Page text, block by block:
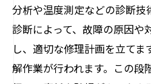
分析や温度測定などの診断技
診断によって、故障の原因や
し、適切な修理計画を立て
解作業が行われます。この段